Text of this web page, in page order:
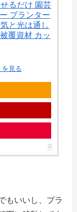
るだけ 園芸
プランター
と光は通し
覆資材 カッ
を見る
もいいし、プラ